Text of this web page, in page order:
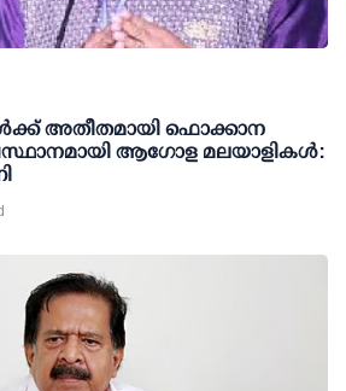
അതീതമായി ഫൊക്കാന
ആഗോള മലയാളികൾ: